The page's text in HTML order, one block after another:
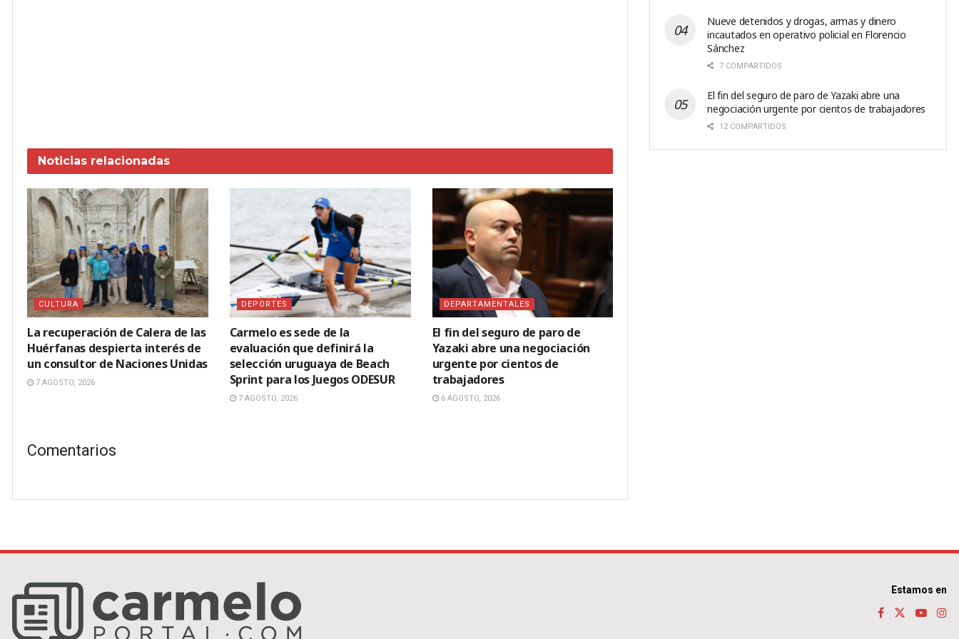
Noticias relacionadas
CULTURA
La recuperación de Calera de las
Huérfanas despierta interés de
un consultor de Naciones Unidas
7 AGOSTO, 2026
DEPORTES
Carmelo es sede de la
evaluación que definirá la
selección uruguaya de Beach
Sprint para los Juegos ODESUR
7 AGOSTO, 2026
DEPARTAMENTALES
El fin del seguro de paro de
Yazaki abre una negociación
urgente por cientos de
trabajadores
6 AGOSTO, 2026
Comentarios
Nueve detenidos y drogas, armas y dinero
incautados en operativo policial en Florencio
Sánchez
7 COMPARTIDOS
El fin del seguro de paro de Yazaki abre una
negociación urgente por cientos de trabajadores
12 COMPARTIDOS
Estamos en